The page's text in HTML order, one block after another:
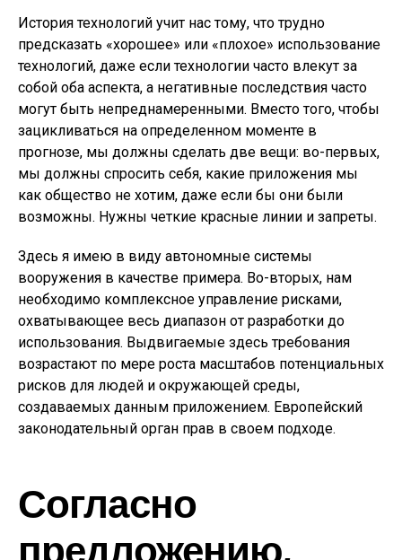
История технологий учит нас тому, что трудно
предсказать «хорошее» или «плохое» использование
технологий, даже если технологии часто влекут за
собой оба аспекта, а негативные последствия часто
могут быть непреднамеренными. Вместо того, чтобы
зацикливаться на определенном моменте в
прогнозе, мы должны сделать две вещи: во-первых,
мы должны спросить себя, какие приложения мы
как общество не хотим, даже если бы они были
возможны. Нужны четкие красные линии и запреты.
Здесь я имею в виду автономные системы
вооружения в качестве примера. Во-вторых, нам
необходимо комплексное управление рисками,
охватывающее весь диапазон от разработки до
использования. Выдвигаемые здесь требования
возрастают по мере роста масштабов потенциальных
рисков для людей и окружающей среды,
создаваемых данным приложением. Европейский
законодательный орган прав в своем подходе.
Согласно
предложению,